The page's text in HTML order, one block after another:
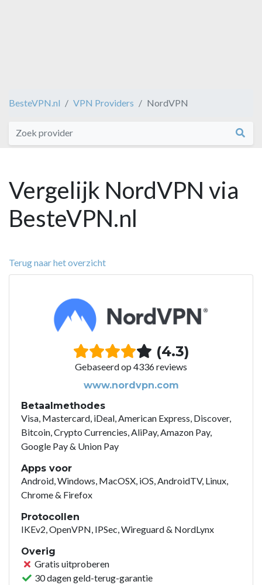
BesteVPN.nl VPN Providers NordVPN
Vergelijk NordVPN via
BesteVPN.nl
Terug naar het overzicht
(4.3)
Gebaseerd op 4336 reviews
www.nordvpn.com
Betaalmethodes
Visa, Mastercard, iDeal, American Express, Discover,
Bitcoin, Crypto Currencies, AliPay, Amazon Pay,
Google Pay & Union Pay
Apps voor
Android, Windows, MacOSX, iOS, AndroidTV, Linux,
Chrome & Firefox
Protocollen
IKEv2, OpenVPN, IPSec, Wireguard & NordLynx
Overig
Gratis uitproberen
30 dagen geld-terug-garantie